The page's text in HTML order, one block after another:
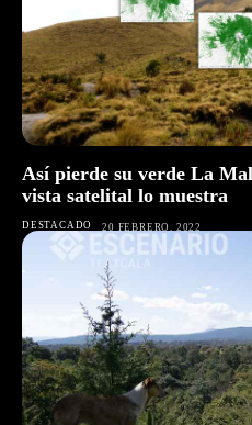
Así pierde su verde La
vista satelital lo muestra
DESTACADO 20 FEBRERO, 2022